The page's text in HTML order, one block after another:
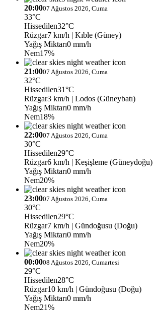
20:0007 Ağustos 2026, Cuma
33°C
Hissedilen32°C
Rüzgar7 km/h | Kıble (Güney)
Yağış Miktarı0 mm/h
Nem17%
21:0007 Ağustos 2026, Cuma
32°C
Hissedilen31°C
Rüzgar3 km/h | Lodos (Güneybatı)
Yağış Miktarı0 mm/h
Nem18%
22:0007 Ağustos 2026, Cuma
30°C
Hissedilen29°C
Rüzgar6 km/h | Keşişleme (Güneydoğu)
Yağış Miktarı0 mm/h
Nem20%
23:0007 Ağustos 2026, Cuma
30°C
Hissedilen29°C
Rüzgar7 km/h | Gündoğusu (Doğu)
Yağış Miktarı0 mm/h
Nem20%
00:0008 Ağustos 2026, Cumartesi
29°C
Hissedilen28°C
Rüzgar10 km/h | Gündoğusu (Doğu)
Yağış Miktarı0 mm/h
Nem21%